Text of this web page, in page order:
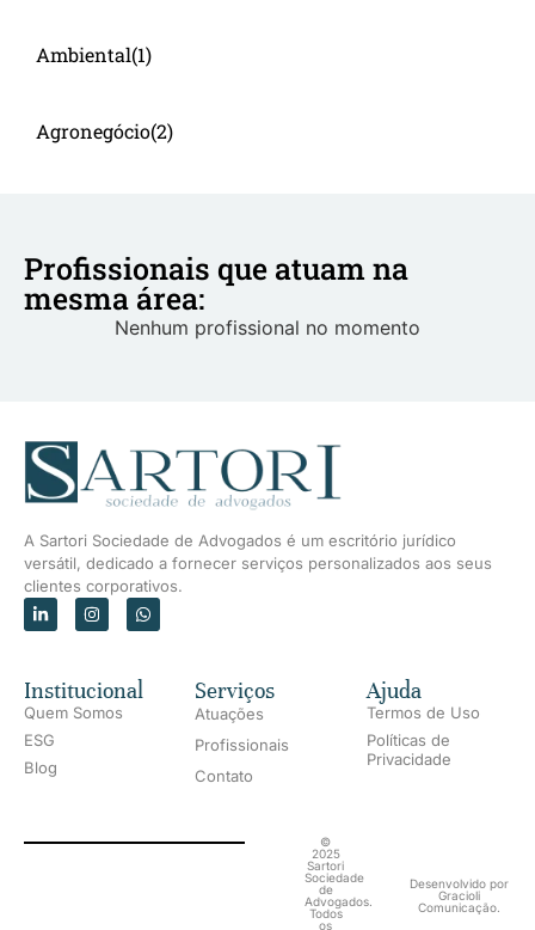
Ambiental(1)
Agronegócio(2)
Profissionais que atuam na
mesma área:
Nenhum profissional no momento
A Sartori Sociedade de Advogados é um escritório jurídico
versátil, dedicado a fornecer serviços personalizados aos seus
clientes corporativos.
Institucional
Quem Somos
ESG
Blog
Serviços
Atuações
Profissionais
Contato
Ajuda
Termos de Uso
Políticas de
Privacidade
©
2025
Sartori
Sociedade
de
Advogados.
Todos
os
Desenvolvido por
Gracioli
Comunicação.